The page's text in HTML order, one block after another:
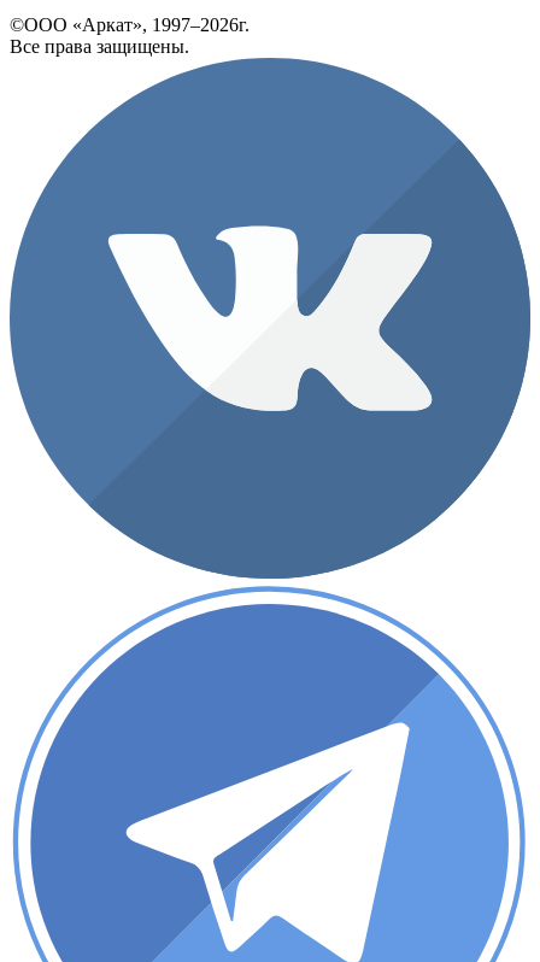
©ООО «Аркат», 1997–2026г.
Все права защищены.